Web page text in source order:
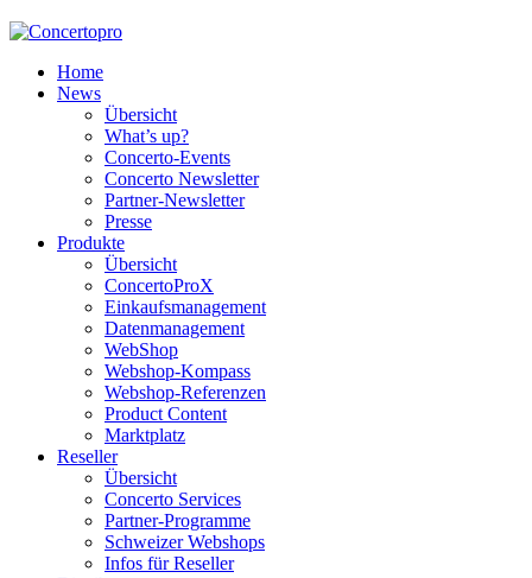
Home
News
Übersicht
What’s up?
Concerto-Events
Concerto Newsletter
Partner-Newsletter
Presse
Produkte
Übersicht
ConcertoProX
Einkaufsmanagement
Datenmanagement
WebShop
Webshop-Kompass
Webshop-Referenzen
Product Content
Marktplatz
Reseller
Übersicht
Concerto Services
Partner-Programme
Schweizer Webshops
Infos für Reseller